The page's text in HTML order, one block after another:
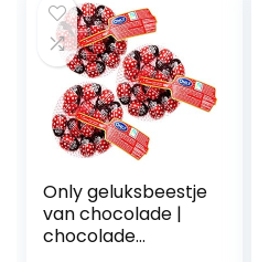
chocoladehartjes
suiker gekleurd
suikerlaagje
geboorte
Only geluksbeestje
van chocolade |
chocolade